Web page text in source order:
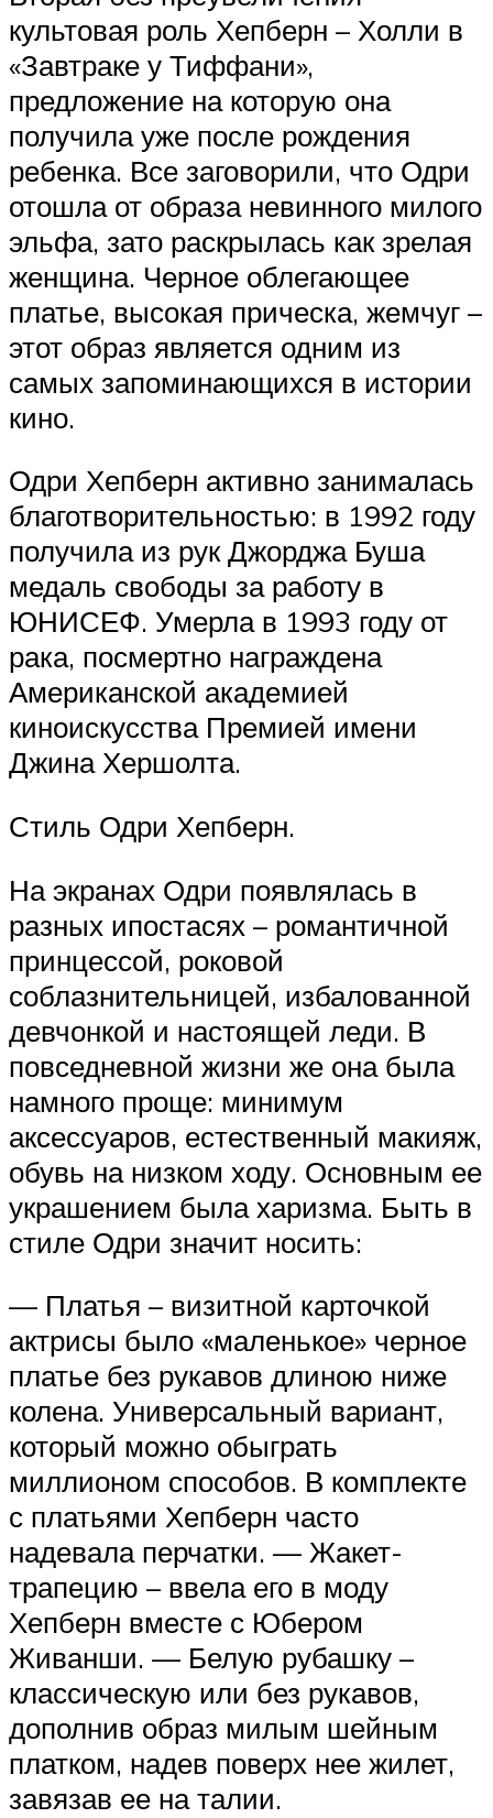
культовая роль Хепберн – Холли в
«Завтраке у Тиффани»,
предложение на которую она
получила уже после рождения
ребенка. Все заговорили, что Одри
отошла от образа невинного милого
эльфа, зато раскрылась как зрелая
женщина. Черное облегающее
платье, высокая прическа, жемчуг –
этот образ является одним из
самых запоминающихся в истории
кино.
Одри Хепберн активно занималась
благотворительностью: в 1992 году
получила из рук Джорджа Буша
медаль свободы за работу в
ЮНИСЕФ. Умерла в 1993 году от
рака, посмертно награждена
Американской академией
киноискусства Премией имени
Джина Хершолта.
Стиль Одри Хепберн.
На экранах Одри появлялась в
разных ипостасях – романтичной
принцессой, роковой
соблазнительницей, избалованной
девчонкой и настоящей леди. В
повседневной жизни же она была
намного проще: минимум
аксессуаров, естественный макияж,
обувь на низком ходу. Основным ее
украшением была харизма. Быть в
стиле Одри значит носить:
— Платья – визитной карточкой
актрисы было «маленькое» черное
платье без рукавов длиною ниже
колена. Универсальный вариант,
который можно обыграть
миллионом способов. В комплекте
с платьями Хепберн часто
надевала перчатки. — Жакет-
трапецию – ввела его в моду
Хепберн вместе с Юбером
Живанши. — Белую рубашку –
классическую или без рукавов,
дополнив образ милым шейным
платком, надев поверх нее жилет,
завязав ее на талии.